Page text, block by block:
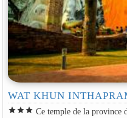
WAT KHUN
starstarstar Ce temple de la province